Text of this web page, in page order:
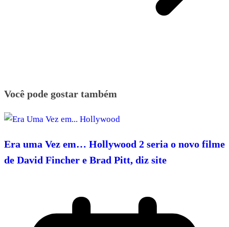
Você pode gostar também
Era uma Vez em… Hollywood 2 seria o novo filme
de David Fincher e Brad Pitt, diz site